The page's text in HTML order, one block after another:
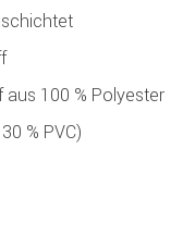
100 % Polyester
% PVC)